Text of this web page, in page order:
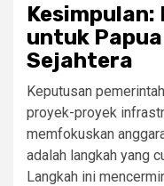
untuk
Sejahtera
Keputusan
proyek-proyek
memfokuskan
adalah langkah yang
Langkah ini